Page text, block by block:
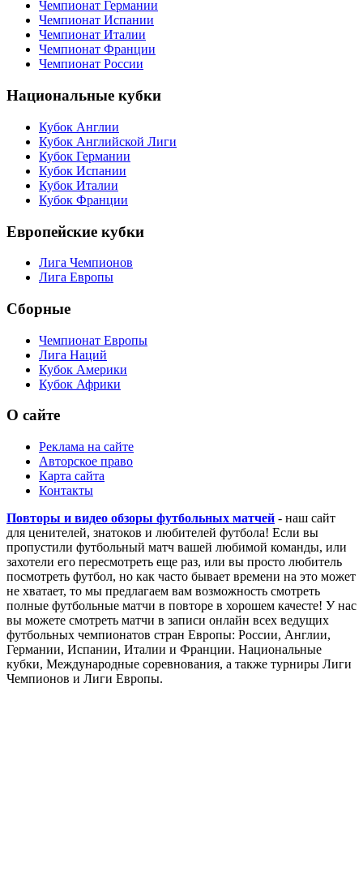
Чемпионат Германии
Чемпионат Испании
Чемпионат Италии
Чемпионат Франции
Чемпионат России
Национальные кубки
Кубок Англии
Кубок Английской Лиги
Кубок Германии
Кубок Испании
Кубок Италии
Кубок Франции
Европейские кубки
Лига Чемпионов
Лига Европы
Сборные
Чемпионат Европы
Лига Наций
Кубок Америки
Кубок Африки
О сайте
Реклама на сайте
Авторское право
Карта сайта
Контакты
Повторы и видео обзоры футбольных матчей - наш сайт
для ценителей, знатоков и любителей футбола! Если вы
пропустили футбольный матч вашей любимой команды, или
захотели его пересмотреть еще раз, или вы просто любитель
посмотреть футбол, но как часто бывает времени на это может
не хватает, то мы предлагаем вам возможность смотреть
полные футбольные матчи в повторе в хорошем качесте! У нас
вы можете смотреть матчи в записи онлайн всех ведущих
футбольных чемпионатов стран Европы: России, Англии,
Германии, Испании, Италии и Франции. Национальные
кубки, Международные соревнования, а также турниры Лиги
Чемпионов и Лиги Европы.